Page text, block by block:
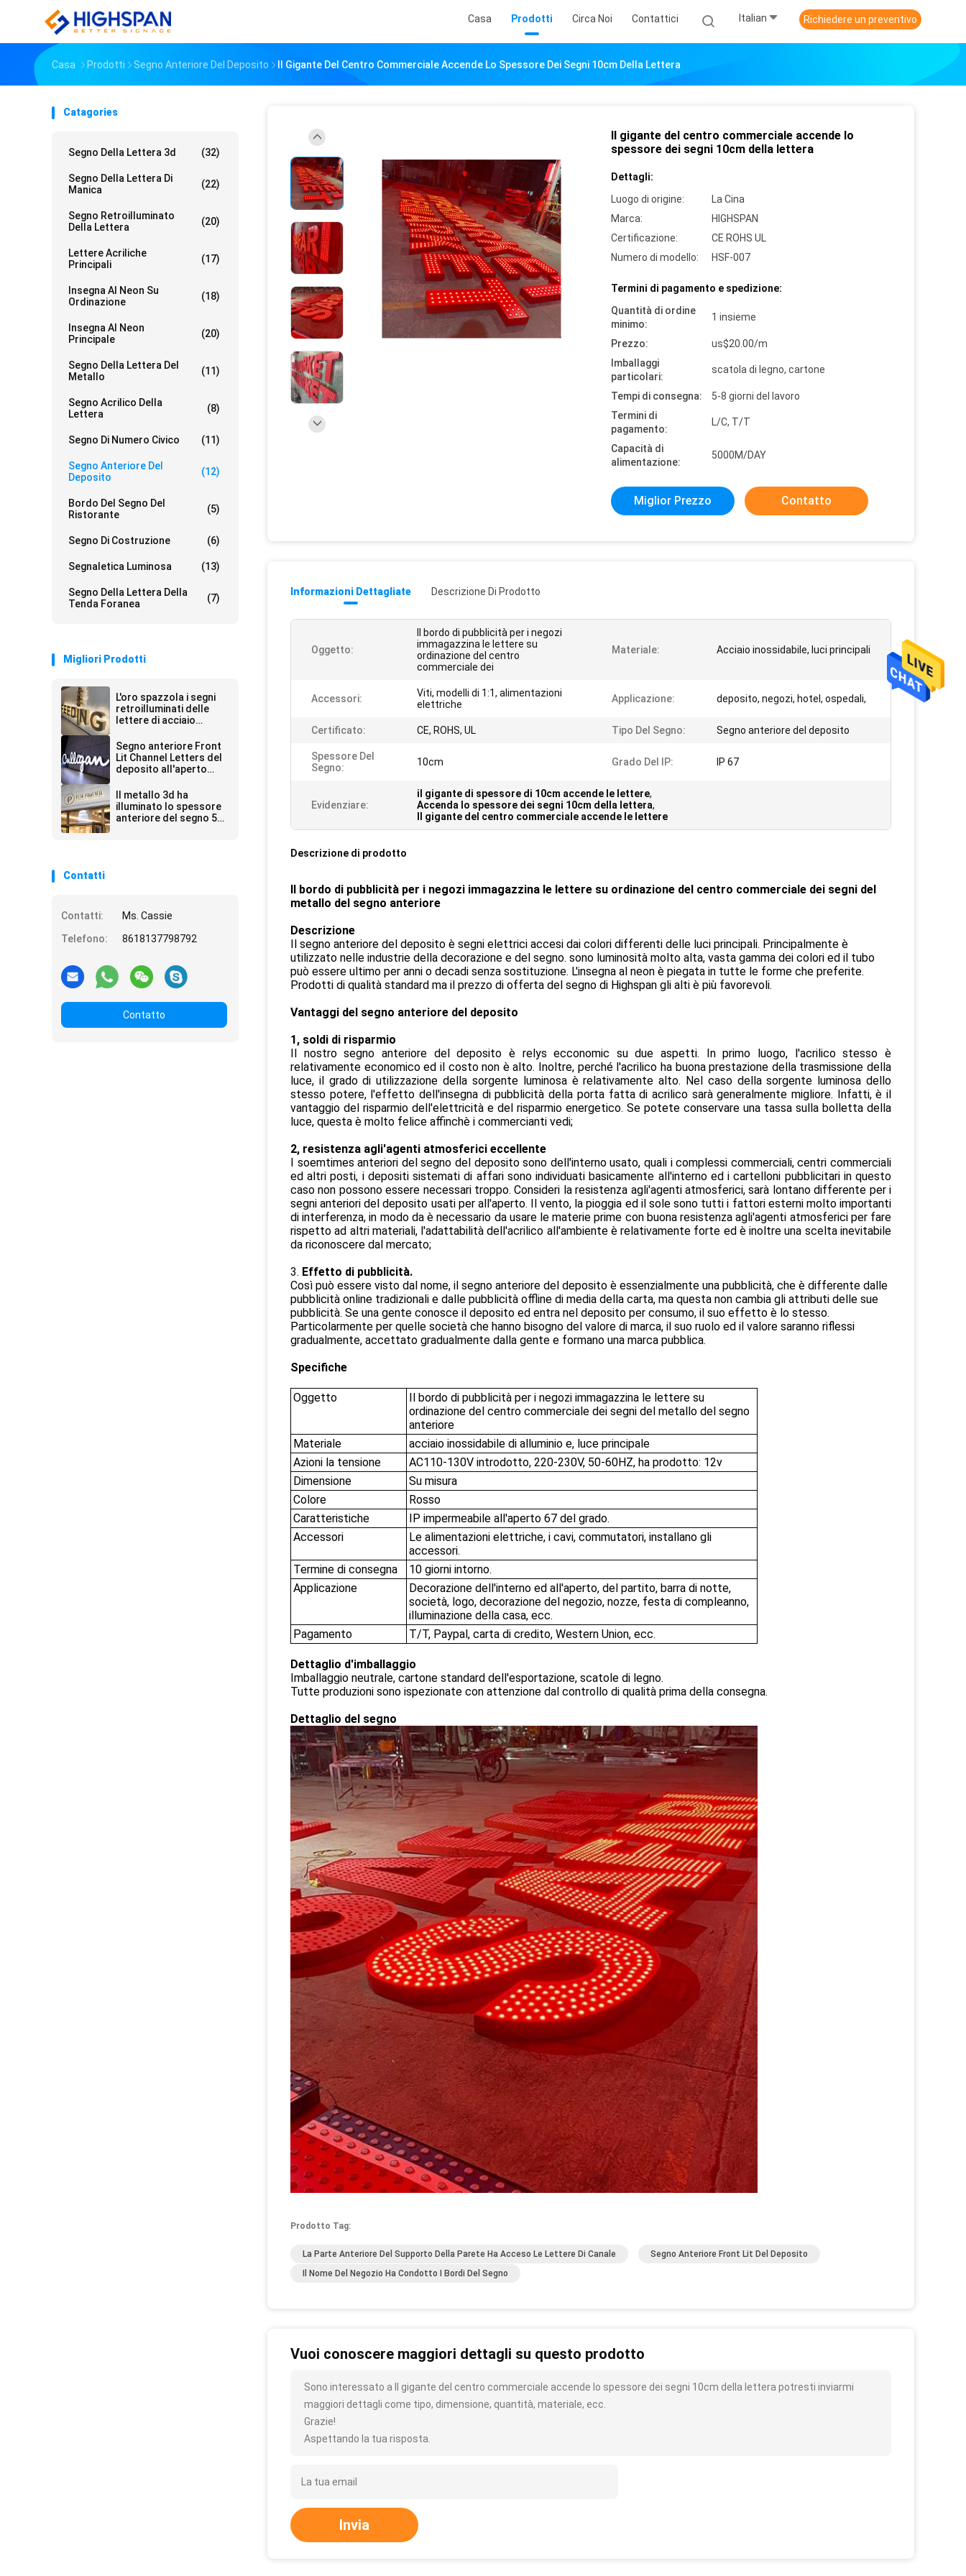
Casa Prodotti Circa Noi Contattici Italian Richiedere un preventivo
Casa Prodotti Segno Anteriore Del Deposito Il Gigante Del Centro Commerciale Accende Lo Spessore Dei Segni 10cm Della Lettera
Catagories
Segno Della Lettera 3d (32)
Segno Della Lettera Di
Manica
(22)
Segno Retroilluminato
Della Lettera
(20)
Lettere Acriliche
Principali
(17)
Insegna Al Neon Su
Ordinazione
(18)
Insegna Al Neon
Principale
(20)
Segno Della Lettera Del
Metallo
(11)
Segno Acrilico Della
Lettera
(8)
Segno Di Numero Civico (11)
Segno Anteriore Del
Deposito
(12)
Bordo Del Segno Del
Ristorante
(5)
Segno Di Costruzione (6)
Segnaletica Luminosa (13)
Segno Della Lettera Della
Tenda Foranea
(7)
Migliori Prodotti
L'oro spazzola i segni
retroilluminati delle
lettere di acciaio
Segno anteriore Front
Lit Channel Letters del
deposito all'aperto
Il metallo 3d ha
illuminato lo spessore
anteriore del segno 5-
Contatti
Contatti:
Ms. Cassie
Telefono:
8618137798792
Contatto
Il gigante del centro commerciale accende lo
spessore dei segni 10cm della lettera
Dettagli:
Luogo di origine:
La Cina
Marca:
HIGHSPAN
Certificazione:
CE ROHS UL
Numero di modello:
HSF-007
Termini di pagamento e spedizione:
Quantità di ordine
minimo:
1 insieme
Prezzo:
us$20.00/m
Imballaggi
particolari:
scatola di legno, cartone
Tempi di consegna:
5-8 giorni del lavoro
Termini di
pagamento:
L/C, T/T
Capacità di
alimentazione:
5000M/DAY
Miglior Prezzo Contatto
Informazioni Dettagliate Descrizione Di Prodotto
Oggetto:
Il bordo di pubblicità per i negozi
immagazzina le lettere su
ordinazione del centro
commerciale dei
Materiale: Acciaio inossidabile, luci principali
Accessori:
Viti, modelli di 1:1, alimentazioni
elettriche
Applicazione: deposito, negozi, hotel, ospedali,
Certificato: CE, ROHS, UL Tipo Del Segno: Segno anteriore del deposito
Spessore Del
Segno:
10cm Grado Del IP: IP 67
Evidenziare:
il gigante di spessore di 10cm accende le lettere,
Accenda lo spessore dei segni 10cm della lettera,
Il gigante del centro commerciale accende le lettere
Descrizione di prodotto
Il bordo di pubblicità per i negozi immagazzina le lettere su ordinazione del centro commerciale dei segni del
metallo del segno anteriore
Descrizione
Il segno anteriore del deposito è segni elettrici accesi dai colori differenti delle luci principali. Principalmente è
utilizzato nelle industrie della decorazione e del segno. sono luminosità molto alta, vasta gamma dei colori ed il tubo
può essere ultimo per anni o decadi senza sostituzione. L'insegna al neon è piegata in tutte le forme che preferite.
Prodotti di qualità standard ma il prezzo di offerta del segno di Highspan gli alti è più favorevoli.
Vantaggi del segno anteriore del deposito
1, soldi di risparmio
Il nostro segno anteriore del deposito è relys ecconomic su due aspetti. In primo luogo, l'acrilico stesso è
relativamente economico ed il costo non è alto. Inoltre, perché l'acrilico ha buona prestazione della trasmissione della
luce, il grado di utilizzazione della sorgente luminosa è relativamente alto. Nel caso della sorgente luminosa dello
stesso potere, l'effetto dell'insegna di pubblicità della porta fatta di acrilico sarà generalmente migliore. Infatti, è il
vantaggio del risparmio dell'elettricità e del risparmio energetico. Se potete conservare una tassa sulla bolletta della
luce, questa è molto felice affinchè i commercianti vedi;
2, resistenza agli'agenti atmosferici eccellente
I soemtimes anteriori del segno del deposito sono dell'interno usato, quali i complessi commerciali, centri commerciali
ed altri posti, i depositi sistemati di affari sono individuati basicamente all'interno ed i cartelloni pubblicitari in questo
caso non possono essere necessari troppo. Consideri la resistenza agli'agenti atmosferici, sarà lontano differente per i
segni anteriori del deposito usati per all'aperto. Il vento, la pioggia ed il sole sono tutti i fattori esterni molto importanti
di interferenza, in modo da è necessario da usare le materie prime con buona resistenza agli'agenti atmosferici per fare
rispetto ad altri materiali, l'adattabilità dell'acrilico all'ambiente è relativamente forte ed è inoltre una scelta inevitabile
da riconoscere dal mercato;
3. Effetto di pubblicità.
Così può essere visto dal nome, il segno anteriore del deposito è essenzialmente una pubblicità, che è differente dalle
pubblicità online tradizionali e dalle pubblicità offline di media della carta, ma questa non cambia gli attributi delle sue
pubblicità. Se una gente conosce il deposito ed entra nel deposito per consumo, il suo effetto è lo stesso.
Particolarmente per quelle società che hanno bisogno del valore di marca, il suo ruolo ed il valore saranno riflessi
gradualmente, accettato gradualmente dalla gente e formano una marca pubblica.
Specifiche
Oggetto
Il bordo di pubblicità per i negozi immagazzina le lettere su
ordinazione del centro commerciale dei segni del metallo del segno
anteriore
Materiale
acciaio inossidabile di alluminio e, luce principale
Azioni la tensione
AC110-130V introdotto, 220-230V, 50-60HZ, ha prodotto: 12v
Dimensione
Su misura
Colore
Rosso
Caratteristiche
IP impermeabile all'aperto 67 del grado.
Accessori
Le alimentazioni elettriche, i cavi, commutatori, installano gli
accessori.
Termine di consegna
10 giorni intorno.
Applicazione
Decorazione dell'interno ed all'aperto, del partito, barra di notte,
società, logo, decorazione del negozio, nozze, festa di compleanno,
illuminazione della casa, ecc.
Pagamento
T/T, Paypal, carta di credito, Western Union, ecc.
Dettaglio d'imballaggio
Imballaggio neutrale, cartone standard dell'esportazione, scatole di legno.
Tutte produzioni sono ispezionate con attenzione dal controllo di qualità prima della consegna.
Dettaglio del segno
Prodotto Tag:
La Parte Anteriore Del Supporto Della Parete Ha Acceso Le Lettere Di Canale
Segno Anteriore Front Lit Del Deposito
Il Nome Del Negozio Ha Condotto I Bordi Del Segno
Vuoi conoscere maggiori dettagli su questo prodotto
Sono interessato a Il gigante del centro commerciale accende lo spessore dei segni 10cm della lettera potresti inviarmi
maggiori dettagli come tipo, dimensione, quantità, materiale, ecc.
Grazie!
Aspettando la tua risposta.
Invia